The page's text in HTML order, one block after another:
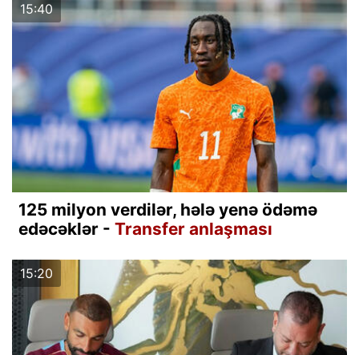
15:40
125 milyon verdilər, hələ yenə ödəmə
edəcəklər - Transfer anlaşması
15:20